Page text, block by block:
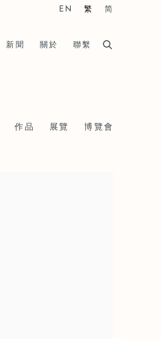
新聞 關於 聯繫
EN 繁 简
作品 展覽 博覽會